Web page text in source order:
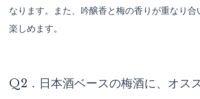
なります。また、吟醸香と梅の香りが重なり
楽しめます。
Q2．日本酒ベースの梅酒に、オス